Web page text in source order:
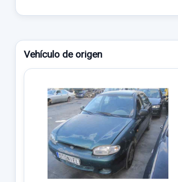
Vehículo de origen